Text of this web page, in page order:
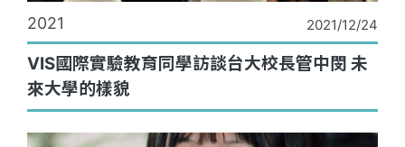
2021 2021/12/24
VIS國際實驗教育同學訪談台大校長管中閔 未
來大學的樣貌